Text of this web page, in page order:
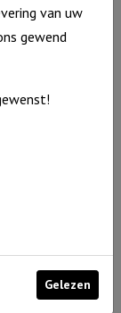
van uw
gewend
Gelezen